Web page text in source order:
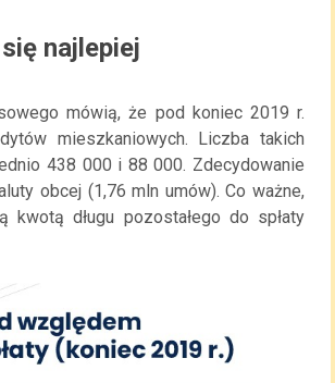
najlepiej
mówią, że pod koniec 2019 r.
mieszkaniowych. Liczba takich
438 000 i 88 000. Zdecydowanie
obcej (1,76 mln umów). Co ważne,
kwotą długu pozostałego do spłaty